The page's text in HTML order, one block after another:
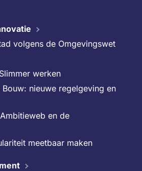
volgens de Omgevingswet
werken
nieuwe regelgeving en
en de
meetbaar maken